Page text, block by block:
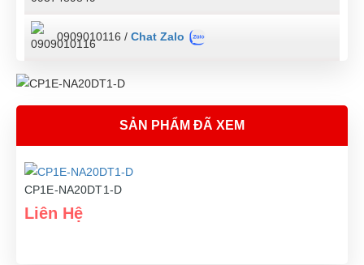
0909010116 / Chat Zalo
SẢN PHẨM ĐÃ XEM
CP1E-NA20DT1-D
Liên Hệ